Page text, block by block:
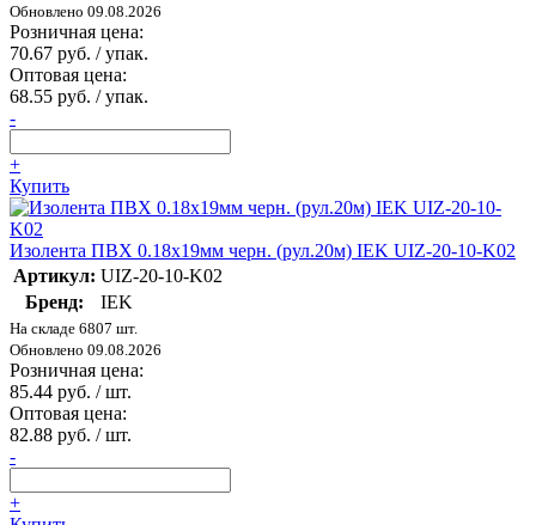
Обновлено 09.08.2026
Розничная цена:
70.67 руб. / упак.
Оптовая цена:
68.55 руб. / упак.
-
+
Купить
Изолента ПВХ 0.18х19мм черн. (рул.20м) IEK UIZ-20-10-K02
Артикул: UIZ-20-10-K02
Бренд:
IEK
На складе 6807 шт.
Обновлено 09.08.2026
Розничная цена:
85.44 руб. / шт.
Оптовая цена:
82.88 руб. / шт.
-
+